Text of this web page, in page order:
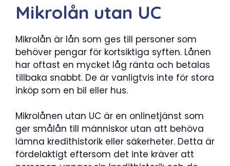
Mikrolån utan UC
Mikrolån är lån som ges till personer som
behöver pengar för kortsiktiga syften. Lånen
har oftast en mycket låg ränta och betalas
tillbaka snabbt. De är vanligtvis inte för stora
inköp som en bil eller hus.
Mikrolånen utan UC är en onlinetjänst som
ger smålån till människor utan att behöva
lämna kredithistorik eller säkerheter. Detta är
fördelaktigt eftersom det inte kräver att